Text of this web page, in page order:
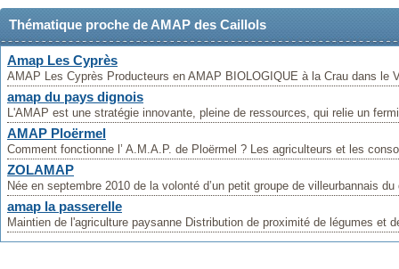
Thématique proche de AMAP des Caillols
Amap Les Cyprès
AMAP Les Cyprès Producteurs en AMAP BIOLOGIQUE à la Crau dans le
amap du pays dignois
L'AMAP est une stratégie innovante, pleine de ressources, qui relie un
AMAP Ploërmel
Comment fonctionne l’ A.M.A.P. de Ploërmel ? Les agriculteurs et les
ZOLAMAP
Née en septembre 2010 de la volonté d’un petit groupe de villeurbannais du
amap la passerelle
Maintien de l'agriculture paysanne Distribution de proximité de légumes et